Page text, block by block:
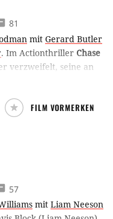
81
mit Gerard Butler
. Im Actionthriller Chase
verzweifelt, seine an
recht, als die Polizei
Visier nimmt.
FILM VORMERKEN
57
mit Liam Neeson